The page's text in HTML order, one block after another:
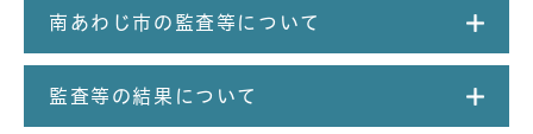
南あわじ市の監査等について
監査等の結果について